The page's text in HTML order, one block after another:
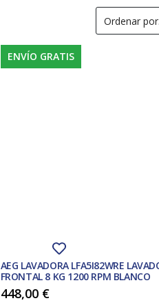
ENVÍO GRATIS
AEG LAVADORA LFA5I82WRE LAVADORA CARGA
FRONTAL 8 KG 1200 RPM BLANCO
448,00 €